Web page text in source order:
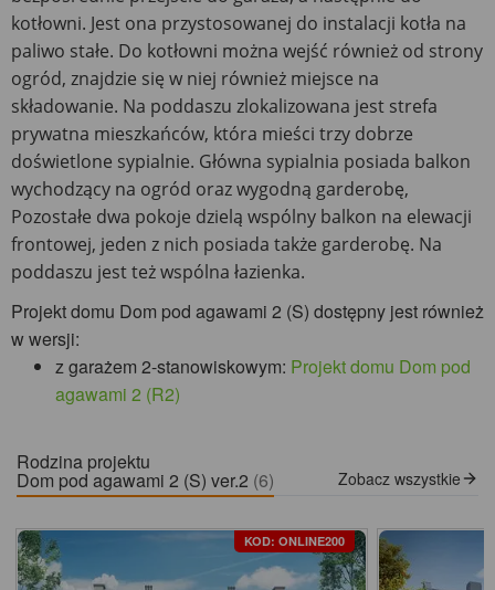
kotłowni. Jest ona przystosowanej do instalacji kotła na
paliwo stałe. Do kotłowni można wejść również od strony
ogród, znajdzie się w niej również miejsce na
składowanie. Na poddaszu zlokalizowana jest strefa
prywatna mieszkańców, która mieści trzy dobrze
doświetlone sypialnie. Główna sypialnia posiada balkon
wychodzący na ogród oraz wygodną garderobę,
Pozostałe dwa pokoje dzielą wspólny balkon na elewacji
frontowej, jeden z nich posiada także garderobę. Na
poddaszu jest też wspólna łazienka.
Projekt domu Dom pod agawami 2 (S) dostępny jest również
w wersji:
z garażem 2-stanowiskowym: Projekt domu Dom pod
agawami 2 (R2)
Rodzina projektu
Dom pod agawami 2 (S) ver.2 (6) Zobacz wszystkie
KOD: ONLINE200